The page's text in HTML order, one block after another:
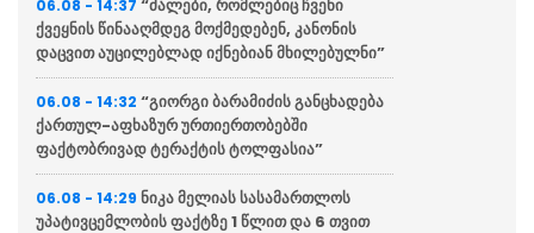
06.08 - 14:37 “ძალები, რომლებიც ჩვენი
ქვეყნის წინააღმდეგ მოქმედებენ, კანონის
დაცვით აუცილებლად იქნებიან მხილებულნი”
06.08 - 14:32 “გიორგი ბარამიძის განცხადება
ქართულ-აფხაზურ ურთიერთობებში
ფაქტობრივად ტერაქტის ტოლფასია”
06.08 - 14:29 ნიკა მელიას სასამართლოს
უპატივცემლობის ფაქტზე 1 წლით და 6 თვით